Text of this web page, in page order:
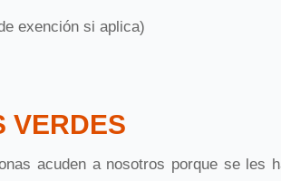
exención si aplica)
VERDES
acuden a nosotros porque se les